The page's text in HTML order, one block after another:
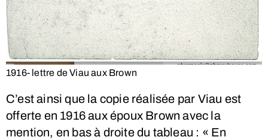
1916- lettre de Viau aux Brown
C’est ainsi que la copie réalisée par Viau est
offerte en 1916 aux époux Brown avec la
mention, en bas à droite du tableau : « En